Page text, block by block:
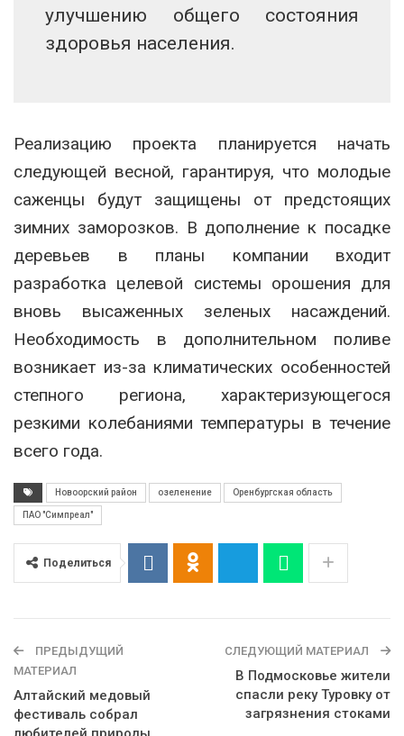
улучшению общего состояния
здоровья населения.
Реализацию проекта планируется начать
следующей весной, гарантируя, что молодые
саженцы будут защищены от предстоящих
зимних заморозков. В дополнение к посадке
деревьев в планы компании входит
разработка целевой системы орошения для
вновь высаженных зеленых насаждений.
Необходимость в дополнительном поливе
возникает из-за климатических особенностей
степного региона, характеризующегося
резкими колебаниями температуры в течение
всего года.
Новоорский район озеленение Оренбургская область
ПАО "Симпреал"
Поделиться
ПРЕДЫДУЩИЙ
МАТЕРИАЛ
Алтайский медовый
фестиваль собрал
СЛЕДУЮЩИЙ МАТЕРИАЛ
В Подмосковье жители
спасли реку Туровку от
загрязнения стоками